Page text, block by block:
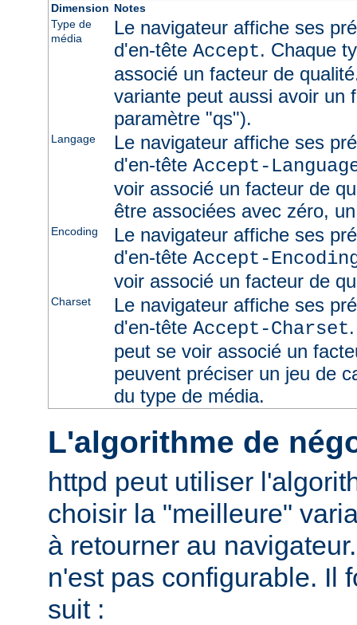
Dimension Notes
Type de
média
Le navigateur affiche ses
d'en-tête Accept. Chaque
associé un facteur de
variante peut aussi avoir un
paramètre "qs").
Langage
Le navigateur affiche ses
d'en-tête Accept-
voir associé un facteur de
être associées avec zéro,
Encoding
Le navigateur affiche ses
d'en-tête Accept-
voir associé un facteur de
Charset
Le navigateur affiche ses
d'en-tête Accept-Charset
peut se voir associé un
peuvent préciser un jeu de
du type de média.
L'algorithme de
httpd peut utiliser
choisir la "meilleure"
à retourner au
n'est pas configurable. Il
suit :